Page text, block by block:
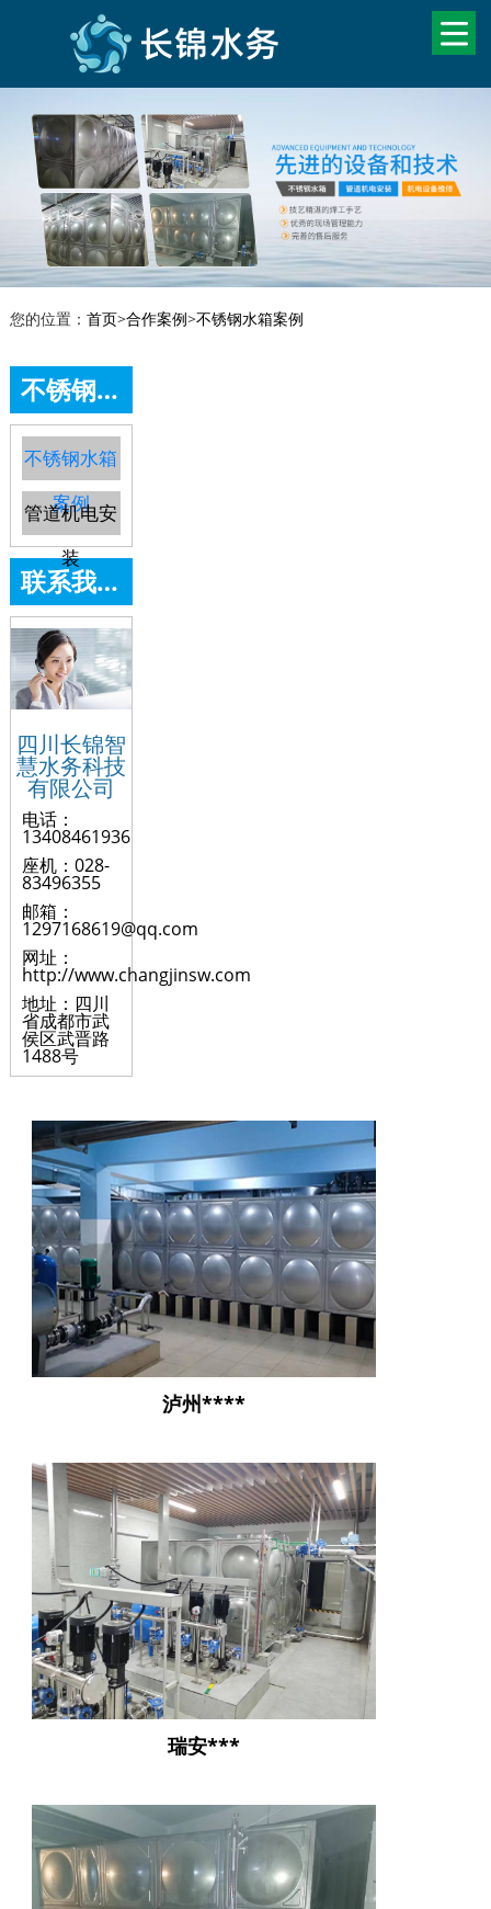
您的位置： 首页>合作案例>不锈钢水箱案例
不锈钢水箱案例
不锈钢水箱
案例
管道机电安
装
联系我们
四川长锦智
慧水务科技
有限公司
电话：
13408461936
座机：028-
83496355
邮箱：
1297168619@qq.com
网址：
http://www.changjinsw.com
地址：四川
省成都市武
侯区武晋路
1488号
泸州****
瑞安***